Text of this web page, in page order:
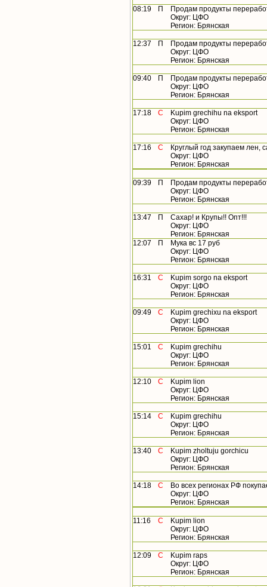
08:19 П
Продам продукты
Округ: ЦФО
Регион: Брянская
12:37 П
Продам продукты
Округ: ЦФО
Регион: Брянская
09:40 П
Продам продукты
Округ: ЦФО
Регион: Брянская
17:18 С
Kupim grechihu na eksport
Округ: ЦФО
Регион: Брянская
17:16 С
Круглый год закупаем лен,
Округ: ЦФО
Регион: Брянская
09:39 П
Продам продукты
Округ: ЦФО
Регион: Брянская
13:47 П Сахар! и Крупы!! Опт!!!
Округ: ЦФО
Регион: Брянская
12:07
П
Мука вс 17 руб
Округ: ЦФО
Регион: Брянская
16:31 С
Kupim sorgo na eksport
Округ: ЦФО
Регион: Брянская
09:49 С
Kupim grechixu na eksport
Округ: ЦФО
Регион: Брянская
15:01 С
Kupim grechihu
Округ: ЦФО
Регион: Брянская
12:10 С
Kupim lion
Округ: ЦФО
Регион: Брянская
15:14 С
Kupim grechihu
Округ: ЦФО
Регион: Брянская
13:40 С
Kupim zholtuju gorchicu
Округ: ЦФО
Регион: Брянская
14:18 С
Во всех регионах РФ
Округ: ЦФО
Регион: Брянская
11:16 С
Kupim lion
Округ: ЦФО
Регион: Брянская
12:09 С
Kupim raps
Округ: ЦФО
Регион: Брянская